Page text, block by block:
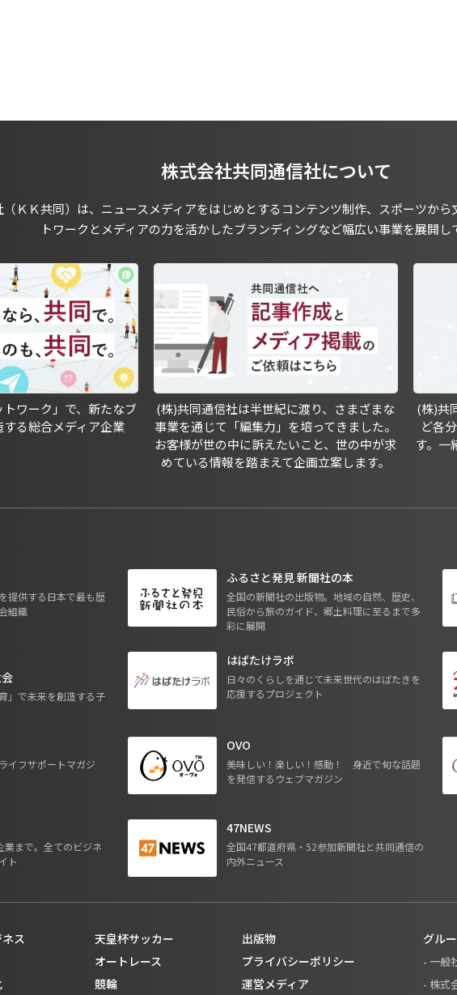
株式会社共同通信社について
ＫＫ共同）は、ニュースメディアをはじめとするコンテンツ制作、スポーツか
トワークとメディアの力を活かしたブランディングなど幅広い事業を展開し
トワーク」で、新たなブ
る総合メディア企業
(株)共同通信社は半世紀に渡り、さまざまな
事業を通じて「編集力」を培ってきました。
お客様が世の中に訴えたいこと、世の中が求
めている情報を踏まえて企画立案します。
(株)共
ど各
す。一
提供する日本で最も歴
組織
ふるさと発見 新聞社の本
全国の新聞社の出版物。地域の自然、歴史、
民俗から旅のガイド、郷土料理に至るまで多
彩に展開
」で未来を創造する子
はばたけラボ
日々のくらしを通じて未来世代のはばたきを
応援するプロジェクト
イフサポートマガジ
OVO
美味しい！楽しい！感動！ 身近で旬な話題
を発信するウェブマガジン
まで。全てのビジネ
ト
47NEWS
全国47都道府県・52参加新聞社と共同通信の
内外ニュース
ス
天皇杯サッカー
オートレース
競輪
出版物
プライバシーポリシー
運営メディア
グル
- 一般
- 株式